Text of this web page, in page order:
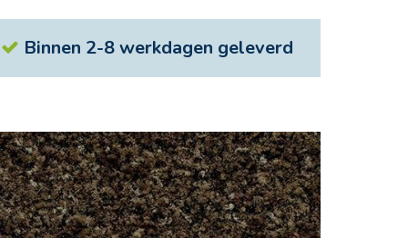
Binnen 2-8 werkdagen geleverd